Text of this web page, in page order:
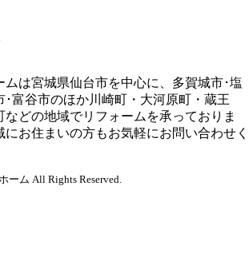
ムは宮城県仙台市を中心に、多賀城市･塩
･富谷市のほか川崎町・大河原町・蔵王
どの地域でリフォームを承っておりま
お住まいの方もお気軽にお問い合わせく
ム All Rights Reserved.